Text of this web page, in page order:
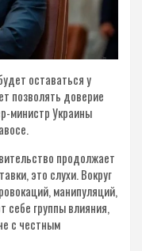
оставаться у
позволять доверие
министр Украины
продолжает
это слухи. Вокруг
манипуляций,
себе группы влияния,
с честным